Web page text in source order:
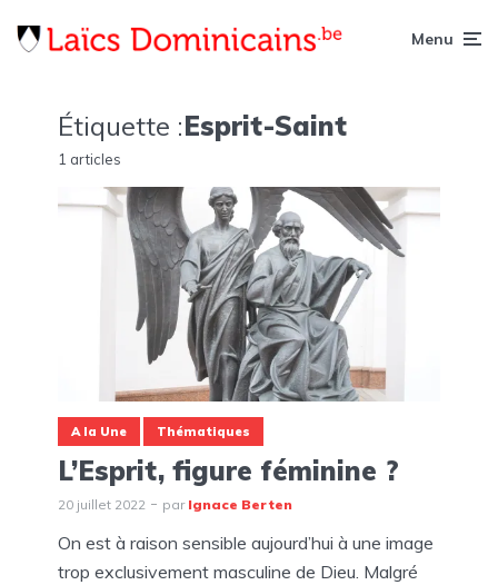
Menu
Étiquette :Esprit-Saint
1 articles
A la Une Thématiques
L’Esprit, figure féminine ?
20 juillet 2022 par Ignace Berten
On est à raison sensible aujourd’hui à une image
trop exclusivement masculine de Dieu. Malgré